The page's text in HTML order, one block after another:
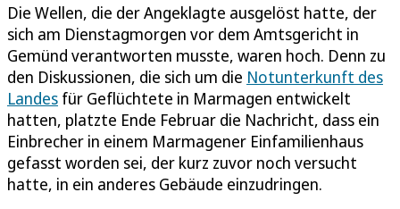
Die Wellen, die der Angeklagte ausgelöst hatte, der
sich am Dienstagmorgen vor dem Amtsgericht in
Gemünd verantworten musste, waren hoch. Denn zu
den Diskussionen, die sich um die Notunterkunft des
Landes für Geflüchtete in Marmagen entwickelt
hatten, platzte Ende Februar die Nachricht, dass ein
Einbrecher in einem Marmagener Einfamilienhaus
gefasst worden sei, der kurz zuvor noch versucht
hatte, in ein anderes Gebäude einzudringen.